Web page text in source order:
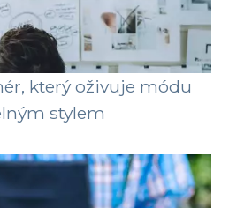
který oživuje módu
stylem